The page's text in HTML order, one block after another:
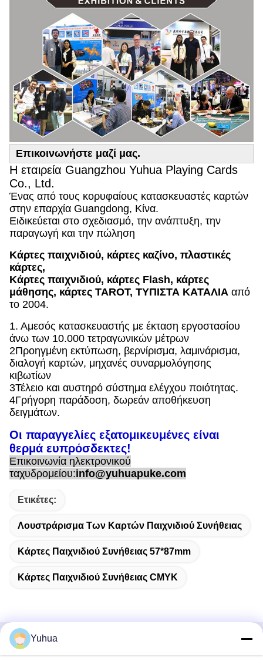
Επικοινωνήστε μαζί μας.
Η εταιρεία Guangzhou Yuhua Playing Cards
Co., Ltd.
Ένας από τους κορυφαίους κατασκευαστές καρτών
στην επαρχία Guangdong, Κίνα.
Ειδικεύεται στο σχεδιασμό, την ανάπτυξη, την
παραγωγή και την πώληση
Κάρτες παιχνιδιού, κάρτες καζίνο, πλαστικές
κάρτες,
Κάρτες παιχνιδιού, κάρτες Flash, κάρτες
μάθησης, κάρτες TAROT, ΤΥΠΙΣΤΑ ΚΑΤΑΛΙΑ από
το 2004.
1. Αμεσός κατασκευαστής με έκταση εργοστασίου
άνω των 10.000 τετραγωνικών μέτρων
2Προηγμένη εκτύπωση, βερνίρισμα, λαμινάρισμα,
διαλογή καρτών, μηχανές συναρμολόγησης
κιβωτίων
3Τέλειο και αυστηρό σύστημα ελέγχου ποιότητας.
4Γρήγορη παράδοση, δωρεάν αποθήκευση
δειγμάτων.
Οι παραγγελίες εξατομικευμένες είναι
θερμά ευπρόσδεκτες!
Επικοινωνία ηλεκτρονικού
ταχυδρομείου:info@yuhuapuke.com
Ετικέτες:
Λουστράρισμα Των Καρτών Παιχνιδιού Συνήθειας
Κάρτες Παιχνιδιού Συνήθειας 57*87mm
Κάρτες Παιχνιδιού Συνήθειας CMYK
Γρήγορη επικοινωνία
Yuhua